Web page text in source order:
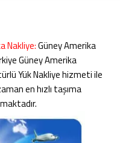
Nakliye:Güney Amerika
Güney Amerika
Yük Nakliye hizmeti ile
en hızlı taşıma